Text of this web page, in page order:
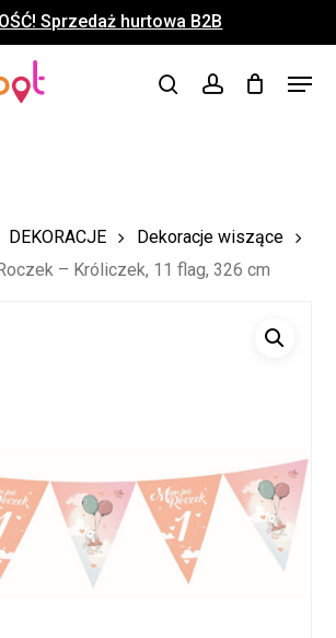
Sprzedaż hurtowa B2B
searchaccount
Menu
Close
DEKORACJE
Dekoracje wiszące
– Króliczek, 11 flag, 326 cm
Menu